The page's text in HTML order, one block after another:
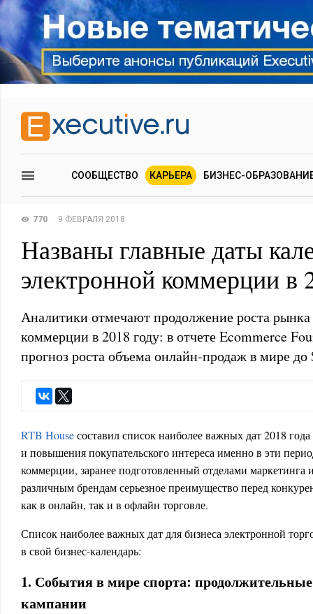
СООБЩЕСТВО КАРЬЕРА БИЗНЕС-
770 9 ФЕВРАЛЯ 2018
Названы главные даты
электронной коммерции в
Аналитики отмечают продолжение роста
коммерции в 2018 году: в отчете Ecommerce
прогноз роста объема онлайн-продаж в мире
RTB Houseсоставил список наиболее важных дат 2018
и повышения покупательского интереса именно в эти
коммерции, заранее подготовленный отделами маркетинга
различным брендам серьезное преимущество перед
как в онлайн, так и в офлайн торговле.
Список наиболее важных дат для бизнеса электронной
в свой бизнес-календарь:
1. События в мире спорта:
кампании